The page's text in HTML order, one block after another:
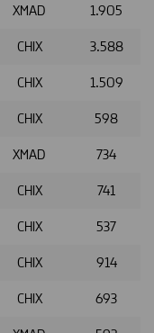
XMAD 1.905
CHIX 3.588
CHIX 1.509
CHIX 598
XMAD 734
CHIX 741
CHIX 537
CHIX 914
CHIX 693